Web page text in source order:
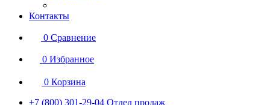
Контакты
0 Сравнение
0 Избранное
0 Корзина
+7 (800) 301-29-04 Отдел продаж